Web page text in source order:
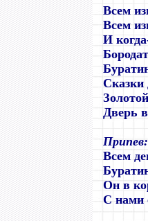
Всем
Всем
И
Сказки
Дверь
Припев:
Всем
Он в
С нами